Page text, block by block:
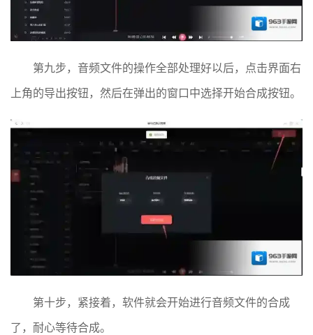
第九步，音频文件的操作全部处理好以后，点击界面右
上角的导出按钮，然后在弹出的窗口中选择开始合成按钮。
第十步，紧接着，软件就会开始进行音频文件的合成
了，耐心等待合成。